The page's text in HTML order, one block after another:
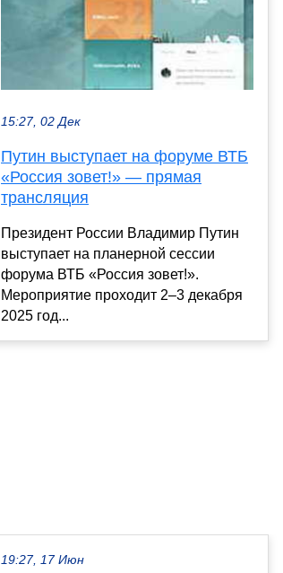
15:27, 02 Дек
Путин выступает на форуме ВТБ
«Россия зовет!» — прямая
трансляция
Президент России Владимир Путин
выступает на планерной сессии
форума ВТБ «Россия зовет!».
Мероприятие проходит 2–3 декабря
2025 год...
19:27, 17 Июн